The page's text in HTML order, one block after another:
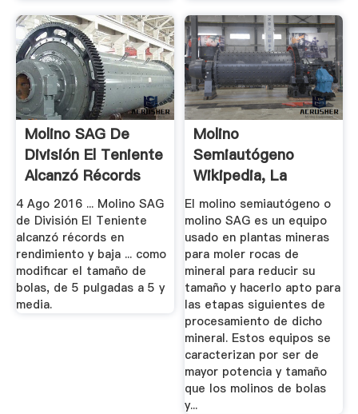
Molino SAG De
División El Teniente
Alcanzó Récords
En.
4 Ago 2016 ... Molino SAG
de División El Teniente
alcanzó récords en
rendimiento y baja ... como
modificar el tamaño de
bolas, de 5 pulgadas a 5 y
media.
Molino
Semiautógeno
Wikipedia, La
Enciclopedia.
El molino semiautógeno o
molino SAG es un equipo
usado en plantas mineras
para moler rocas de
mineral para reducir su
tamaño y hacerlo apto para
las etapas siguientes de
procesamiento de dicho
mineral. Estos equipos se
caracterizan por ser de
mayor potencia y tamaño
que los molinos de bolas
y...